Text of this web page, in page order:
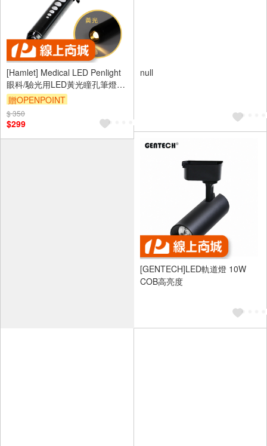
[Hamlet] Medical LED Penlight
眼科/驗光用LED黃光瞳孔筆燈
H071-Y
贈OPENPOINT
$ 350
$299
null
[GENTECH]LED軌道燈 10W
COB高亮度